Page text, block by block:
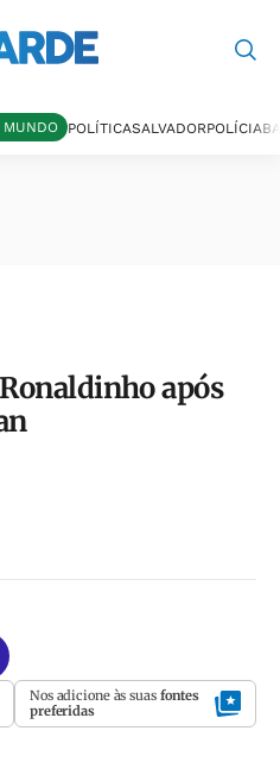
MUNDO POLÍTICASALVADORPOLÍCIA
após
Nos adicione às suas fontes
preferidas